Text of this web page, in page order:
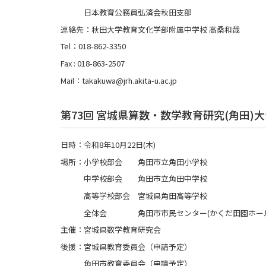
日本教育公務員弘済会秋田支部
連絡先：秋田大学教育文化学部附属中学校 高桑和哉
Tel：018-862-3350
Fax : 018-863-2507
Mail：takakuwa@jrh.akita-u.ac.jp
第73回 宮城県算数・数学教育研究(角田)
日時：令和8年10月22日(木)
場所：小学校部会 角田市立角田小学校
中学校部会 角田市立角田中学校
高等学校部会 宮城県角田高等学校
全体会 角田市市民センター(かくだ田園ホー
主催：宮城県数学教育研究会
後援：宮城県教育委員会（申請予定）
角田市教育委員会（申請予定）